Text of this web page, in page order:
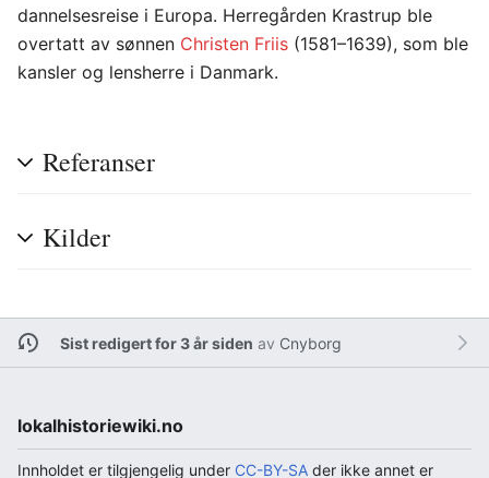
dannelsesreise i Europa. Herregården Krastrup ble
overtatt av sønnen Christen Friis (1581–1639), som ble
kansler og lensherre i Danmark.
Referanser
Kilder
Sist redigert for 3 år siden av Cnyborg
lokalhistoriewiki.no
Innholdet er tilgjengelig under CC-BY-SA der ikke annet er